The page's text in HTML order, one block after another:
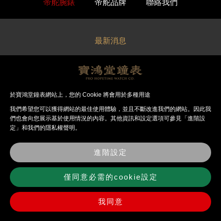
帝舵腕錶 帝舵品牌 聯絡我們
最新消息
關於寶鴻堂
經銷品牌
法律聲明
聯絡我們
於寶鴻堂鐘表網站上，您的 Cookie 將會用於多種用途
我們希望您可以獲得網站的最佳使⽤體驗，並且不斷改進我們的網站。因此我
們也會向您展⽰基於使⽤情況的內容。其他資訊和設定選項可參見「進階設
定」和我們的隱私權聲明。
進階設定
僅同意必需的cookie設定
我同意